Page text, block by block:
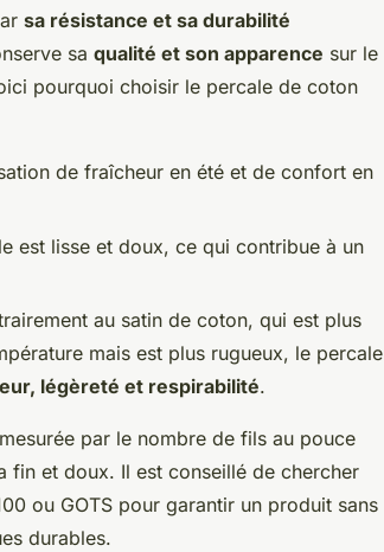
sa résistance et sa durabilité
sa qualité et son apparence sur le
pourquoi choisir le percale de coton
de fraîcheur en été et de confort en
est lisse et doux, ce qui contribue à un
au satin de coton, qui est plus
mais est plus rugueux, le percale
légèreté et respirabilité.
par le nombre de fils au pouce
fin et doux. Il est conseillé de chercher
ou GOTS pour garantir un produit sans
durables.